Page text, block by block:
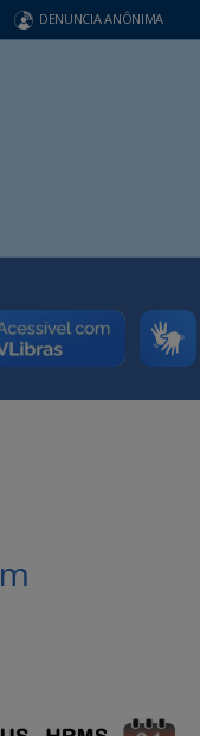
DENUNCIA ANÔNIMA